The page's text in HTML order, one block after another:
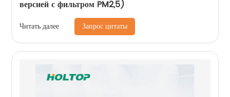
версией с фильтром PM2,5)
Читать далее Запрос цитаты